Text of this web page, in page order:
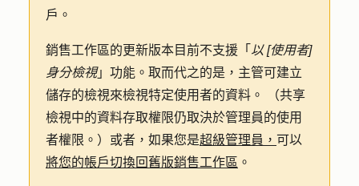
戶。
銷售工作區的更新版本目前不支援「 以 [使用者]
身分檢視」功能。取而代之的是，主管可建立
儲存的檢視來檢視特定使用者的資料。 （共享
檢視中的資料存取權限仍取決於管理員的使用
者權限。）或者，如果您是超級管理員， 可以
將您的帳戶切換回舊版銷售工作區 。